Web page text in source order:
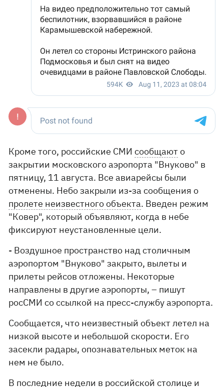
Кроме того, российские СМИсообщаюто
закрытии московского аэропорта "Внуково" в
пятницу, 11 августа. Все авиарейсы были
отменены. Небо закрыли из-за сообщения о
пролете неизвестного объекта. Введен режим
"Ковер", который объявляют, когда в небе
фиксируют неустановленные цели.
- Воздушное пространство над столичным
аэропортом "Внуково" закрыто, вылеты и
прилеты рейсов отложены. Некоторые
направлены в другие аэропорты, – пишут
росСМИ со ссылкой на пресс-службу аэропорта.
Сообщается, что неизвестный объект летел на
низкой высоте и небольшой скорости. Его
засекли радары, опознавательных меток на
нем не было.
В последние недели в российской столице и